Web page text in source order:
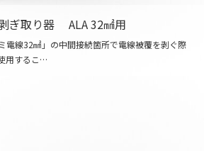
剥ぎ取り器 ALA 32㎟用
電線32㎟」の中間接続箇所で電線被覆を剥ぐ際
用するこ…